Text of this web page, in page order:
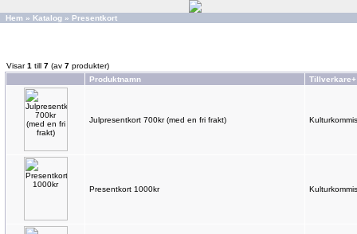
Hem » Katalog » Presentkort
Visar1 till 7 (av 7 produkter)
Produktnamn
Tillverkare+
Julpresentkort 700kr (med en fri frakt)
Presentkort 1000kr